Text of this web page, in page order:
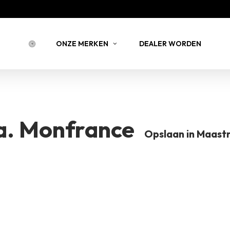
ONZE MERKEN
BERNSTEIN JOY JULIA
DEALER WORDEN
Monfrance Opslaan in